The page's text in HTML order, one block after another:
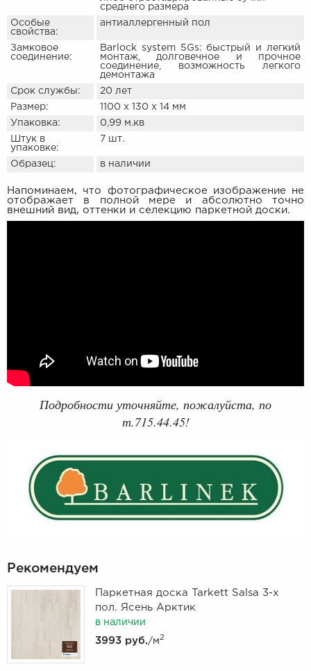
среднего размера
Особые
свойства:
антиаллергенный пол
Замковое
соединение:
Barlock system 5Gs: быстрый и легкий
монтаж, долговечное и прочное
соединение, возможность легкого
демонтажа
Срок службы:
20 лет
Размер:
1100 х 130 х 14 мм
Упаковка:
0,99 м.кв
Штук в
упаковке:
7 шт.
Образец: в наличии
Напоминаем, что фотографическое изображение не
отображает в полной мере и абсолютно точно
внешний вид, оттенки и селекцию паркетной доски.
Подробности уточняйте, пожалуйста, по
т.715.44.45!
Рекомендуем
Паркетная доска Tarkett Salsa 3-х
пол. Ясень Арктик
в наличии
3993 руб./м2